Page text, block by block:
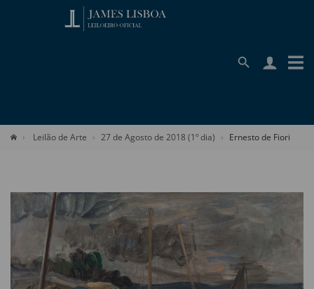
Leilão de Arte 27 de Agosto de 2018 (1º dia) Ernesto de Fiori